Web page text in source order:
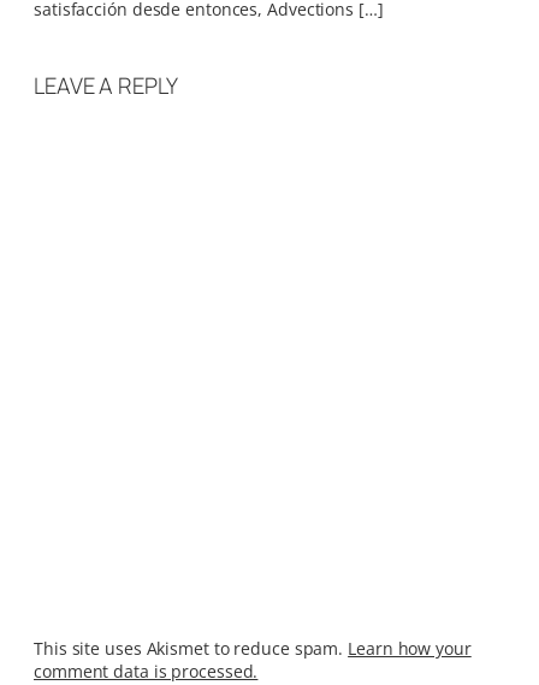
satisfacción desde entonces, Advections […]
LEAVE A REPLY
This site uses Akismet to reduce spam. Learn how your
comment data is processed.